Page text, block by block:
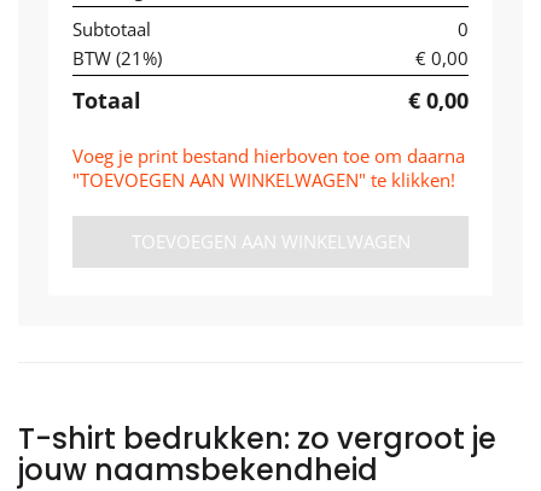
Subtotaal
0
BTW (21%) € 0,00
Totaal € 0,00
Voeg je print bestand hierboven toe om daarna
"TOEVOEGEN AAN WINKELWAGEN" te klikken!
TOEVOEGEN AAN WINKELWAGEN
T-shirt bedrukken: zo vergroot je
jouw naamsbekendheid